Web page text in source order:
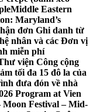
Middle Eastern
Maryland’s
đơn Ghi danh từ
nhân và các Đơn vị
miễn phí
viện Công cộng
tối đa 15 đô la của
đưa đón về nhà
Program at Vien
Festival – Mid-